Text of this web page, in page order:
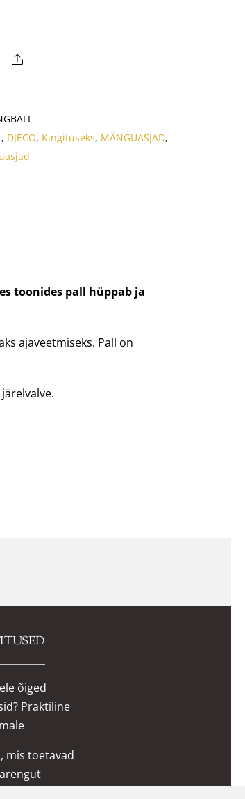
Share
, DJECO, Kingituseks, MÄNGUASJAD,
toonides pall hüppab ja
ajaveetmiseks. Pall on
õiged
Praktiline
mis toetavad